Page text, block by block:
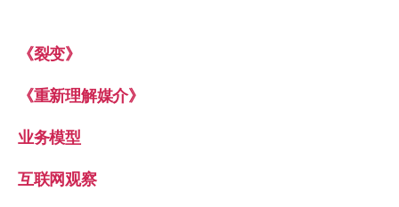
《裂变》
《重新理解媒介》
业务模型
互联网观察